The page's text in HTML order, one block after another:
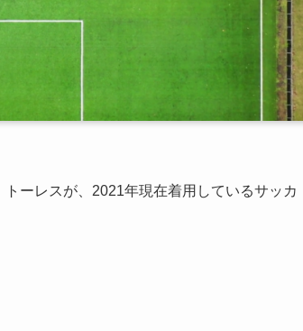
ーレスが、2021年現在着用しているサッカ